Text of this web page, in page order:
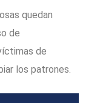
quedan
de
de
los patrones.